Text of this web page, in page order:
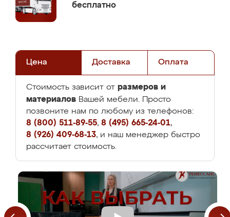
бесплатно
Цена Доставка Оплата
Стоимость зависит от размеров и
материалов Вашей мебели. Просто
позвоните нам по любому из телефонов:
8 (800) 511-89-55, 8 (495) 665-24-01,
8 (926) 409-68-13, и наш менеджер быстро
рассчитает стоимость.